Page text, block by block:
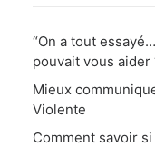
“On a tout
pouvait vous aider
Mieux
Violente
Comment savoir